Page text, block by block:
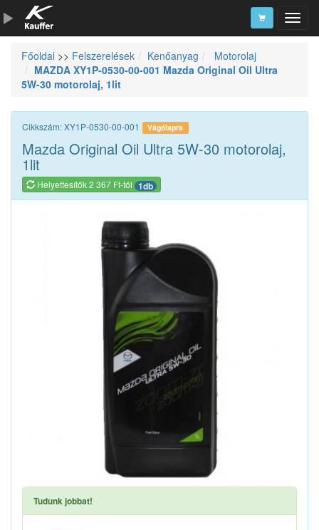
Szerszámkatalógus
Kosár
Alkatrészek
Főoldal >> Felszerelések Kenőanyag
Motorolaj
MAZDA XY1P-0530-00-001 Mazda Original Oil Ultra
5W-30 motorolaj, 1lit
Cikkszám: XY1P-0530-00-001 Vágólapra
Mazda Original Oil Ultra 5W-30 motorolaj,
1lit
Helyettesítők 2 367 Ft-tól 1db
Tudunk jobbat!